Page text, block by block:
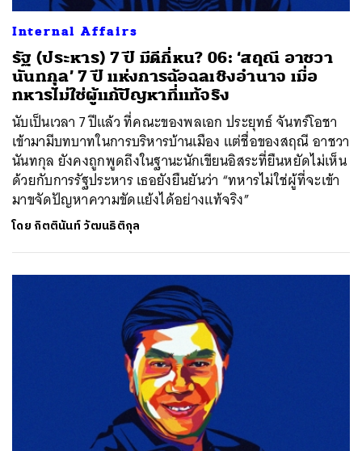
Internal Affairs
รัฐ (ประหาร) 7 ปี มีดีกี่หน? 06: ‘สฤณี อาชวา
นันทกุล’ 7 ปี แห่งการฉ้อฉลเชิงอำนาจ เมื่อ
ทหารไม่ใช่ผู้แก้ปัญหาที่แท้จริง
นับเป็นเวลา 7 ปีแล้ว ที่คณะของพลเอก ประยุทธ์ จันทร์โอชา
เข้ามามีบทบาทในการบริหารบ้านเมือง แต่ชื่อของสฤณี อาชวา
นันทกุล ยังคงถูกพูดถึงในฐานะนักเขียนอิสระที่ยืนหยัดไม่เห็น
ด้วยกับการรัฐประหาร เธอยังยืนยันว่า “ทหารไม่ใช่ผู้ที่จะเข้า
มาขจัดปัญหาความขัดแย้งได้อย่างแท้จริง”
โดย กิตตินันท์ วัฒนธิติกุล